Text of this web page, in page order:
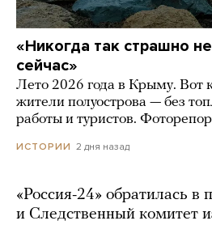
«Никогда так страшно
сейчас»
Лето 2026 года в Крыму. Вот
жители полуострова — без
работы и туристов.
ИСТОРИИ 2 дня назад
«Россия-24» обратилась в
и Следственный комитет